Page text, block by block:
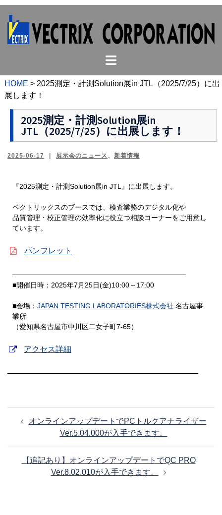
ス
キ
ト
ル
ュ
ー
HOME >2025測定・計測Solution展in JTL（2025/7/25）に出
展します！
2025測定・計測Solution展in
JTL（2025/7/25）に出展します！
2025-06-17 展示会のニュース 、 新着情報
『2025測定・計測Solution展in JTL』に出展します。
ベクトリックスのブースでは、検査業務のデジタル化や
品質管理・校正管理の効率化に役立つ相談コーナーをご用意し
ています。
パンフレット
───────────────────────────────────
■開催日時：2025年7月25日(金)10:00～17:00
■会場： JAPAN TESTING LABORATORIES株式会社 名古屋事
業所
（愛知県名古屋市中川区二女子町7-65）
アクセス詳細
───────────────────────────────────
オンラインアップデートでPCトルクアナライザー
Ver.5.04.000が入手できます。
【追記あり】オンラインアップデートでQC PRO
Ver.8.02.010が入手できます。